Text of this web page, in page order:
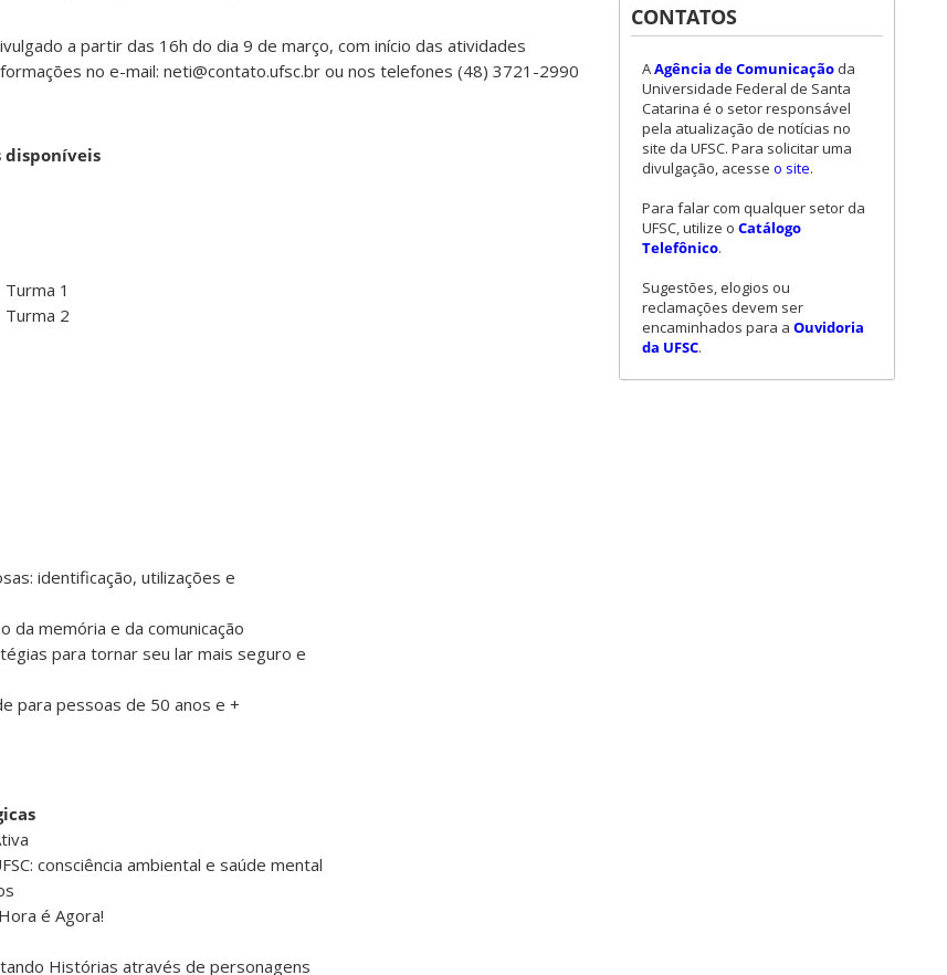
a partir das 16h do dia 9 de março, com início das atividades
no e-mail: neti@contato.ufsc.br ou nos telefones (48) 3721-2990
disponíveis
1
Turma 2
identificação, utilizações e
da memória e da comunicação
para tornar seu lar mais seguro e
para pessoas de 50 anos e +
consciência ambiental e saúde mental
é Agora!
Histórias através de personagens
CONTATOS
AAgência de Comunicação da
Universidade Federal de Santa
Catarina é o setor responsável
pela atualização de notícias no
site da UFSC. Para solicitar uma
divulgação, acesse o site.
Para falar com qualquer setor da
UFSC, utilize o Catálogo
Telefônico.
Sugestões, elogios ou
reclamações devem ser
encaminhados para a Ouvidoria
da UFSC.